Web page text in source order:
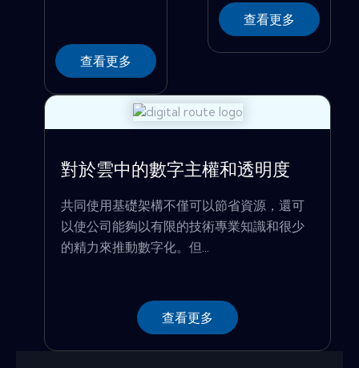
查看更多
查看更多
對於雲中的數字主權和透明度
共同使用基礎架構不僅可以節省資源，還可
以使公司能夠以有限的技術專業知識和很少
的精力來推動數字化。但...
查看更多